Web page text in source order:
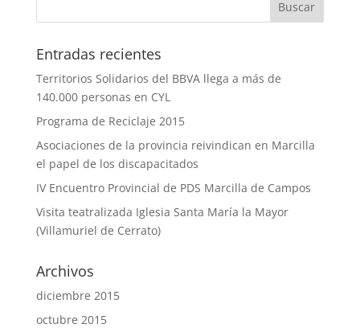
Entradas recientes
Territorios Solidarios del BBVA llega a más de
140.000 personas en CYL
Programa de Reciclaje 2015
Asociaciones de la provincia reivindican en Marcilla
el papel de los discapacitados
IV Encuentro Provincial de PDS Marcilla de Campos
Visita teatralizada Iglesia Santa María la Mayor
(Villamuriel de Cerrato)
Archivos
diciembre 2015
octubre 2015